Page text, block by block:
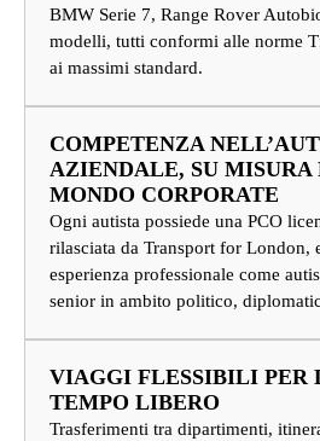
BMW Serie 7, Range Rover
modelli, tutti conformi alle norme
ai massimi standard.
COMPETENZA
AZIENDALE, SU MISURA
MONDO CORPORATE
Ogni autista possiede una PCO
rilasciata da Transport for London,
esperienza professionale come
senior in ambito politico,
VIAGGI FLESSIBILI PER
TEMPO LIBERO
Trasferimenti tra dipartimenti,